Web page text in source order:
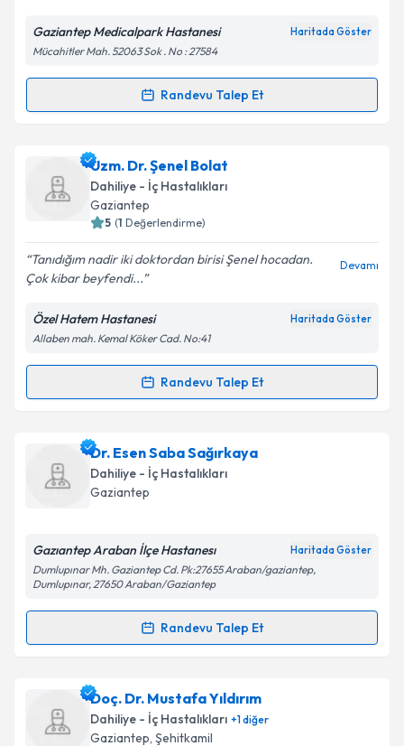
Kişisel verilerimin işlenmesine ilişkin
Metni'ni okudum ve kişisel verilerimin belirtilen
kapsamda işlenmesini kabul ediyorum.
Gaziantep Medicalpark Hastanesi Haritada Göster
Mücahitler Mah. 52063 Sok . No : 27584
Randevu Talep Et
Randevu Takvimi Talebi
Prof. Dr. Alper Sevinçiçin randevu takvimi talebi
oluşturun. Size bu uzmandan randevu almanız için bir
takvim hazırlandığında e-posta ile bilgilendireceğiz.
Kişisel verilerimin işlenmesine ilişkin
Aydınlatma
Metni'ni okudum ve kişisel verilerimin belirtilen
kapsamda işlenmesini kabul ediyorum.
Uzm. Dr. Şenel Bolat
Dahiliye - İç Hastalıkları
Gaziantep
5 (1 Değerlendirme)
Tanıdığım nadir iki doktordan birisi Şenel hocadan.
Çok kibar beyfendi...
Devamı
Özel Hatem Hastanesi Haritada Göster
Allaben mah. Kemal Köker Cad. No:41
Randevu Talep Et
Randevu Takvimi Talebi
Uzm. Dr. Şenel Bolatiçin randevu takvimi talebi
oluşturun. Size bu uzmandan randevu almanız için bir
takvim hazırlandığında e-posta ile bilgilendireceğiz.
Kişisel verilerimin işlenmesine ilişkinAydınlatma
'ni okudum ve kişisel verilerimin belirtilen
kapsamda işlenmesini kabul ediyorum.
Takvim Talebini Gönder
Dr. Esen Saba Sağırkaya
Dahiliye - İç Hastalıkları
Gaziantep
Gazıantep Araban İlçe Hastanesı Haritada Göster
Dumlupınar Mh. Gaziantep Cd. Pk:27655 Araban/gaziantep,
Dumlupınar, 27650 Araban/Gaziantep
Randevu Talep Et
Randevu Takvimi Talebi
Dr. Esen Saba Sağırkayaiçin randevu takvimi talebi
oluşturun. Size bu uzmandan randevu almanız için bir
takvim hazırlandığında e-posta ile bilgilendireceğiz.
Doç. Dr. Mustafa Yıldırım
Dahiliye - İç Hastalıkları +1diğer
Gaziantep, Şehitkamil